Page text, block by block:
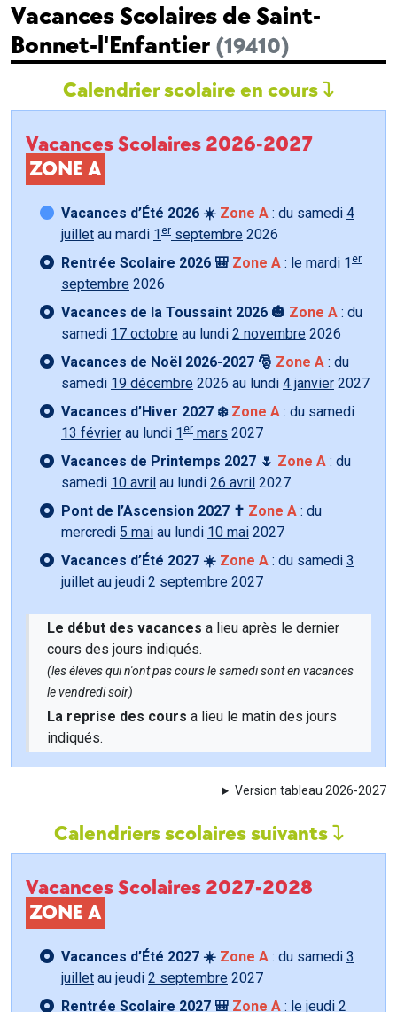
Vacances Scolaires de Saint-
Bonnet-l'Enfantier (19410)
Calendrier scolaire en cours
Vacances Scolaires 2026-2027
ZONE A
Vacances d’Été 2026 ☀️ Zone A : du samedi 4
juillet au mardi 1 er septembre 2026
Rentrée Scolaire 2026 🎒 Zone A : le mardi 1 er
septembre 2026
Vacances de la Toussaint 2026 🎃 Zone A : du
samedi 17 octobre au lundi 2 novembre 2026
Vacances de Noël 2026-2027 🎅 Zone A : du
samedi 19 décembre 2026 au lundi 4 janvier 2027
Vacances d’Hiver 2027 ❄️ Zone A : du samedi
13 février au lundi 1 er mars 2027
Vacances de Printemps 2027 🌷 Zone A : du
samedi 10 avril au lundi 26 avril 2027
Pont de l’Ascension 2027 ✝️ Zone A : du
mercredi 5 mai au lundi 10 mai 2027
Vacances d’Été 2027 ☀️ Zone A : du samedi 3
juillet au jeudi 2 septembre 2027
Le début des vacances a lieu après le dernier
cours des jours indiqués.
(les élèves qui n'ont pas cours le samedi sont en vacances
le vendredi soir)
La reprise des cours a lieu le matin des jours
indiqués.
Version tableau 2026-2027
Calendriers scolaires suivants
Vacances Scolaires 2027-2028
ZONE A
Vacances d’Été 2027 ☀️ Zone A : du samedi 3
juillet au jeudi 2 septembre 2027
Rentrée Scolaire 2027 🎒 Zone A : le jeudi 2